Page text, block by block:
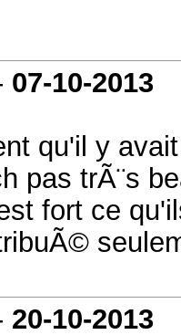
07-10-2013
qu'il y
pas trÃ¨s
fort ce
20-10-2013